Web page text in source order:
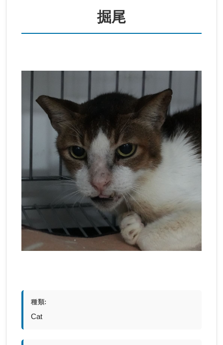
掘尾
種類:
Cat